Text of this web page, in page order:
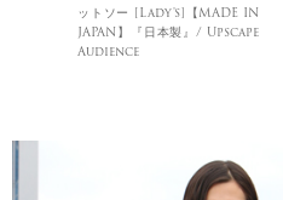
ットソー [Lady's]【MADE IN
JAPAN】『日本製』/ Upscape
Audience